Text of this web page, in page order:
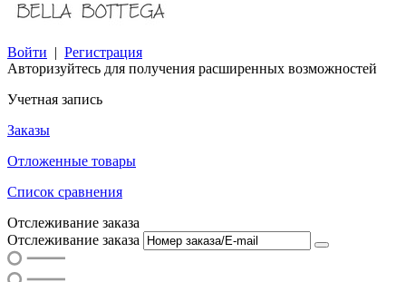
Войти | Регистрация
Авторизуйтесь для получения расширенных возможностей
Учетная запись
Заказы
Отложенные товары
Список сравнения
Отслеживание заказа
Отслеживание заказа